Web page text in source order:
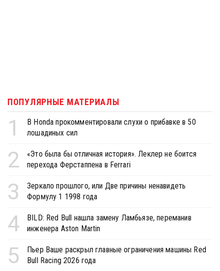
ПОПУЛЯРНЫЕ МАТЕРИАЛЫ
1
В Honda прокомментировали слухи о прибавке в 50
лошадиных сил
2
«Это была бы отличная история». Леклер не боится
перехода Ферстаппена в Ferrari
3
Зеркало прошлого, или Две причины ненавидеть
Формулу 1 1998 года
4
BILD: Red Bull нашла замену Ламбьязе, переманив
инженера Aston Martin
5
Пьер Ваше раскрыл главные ограничения машины Red
Bull Racing 2026 года